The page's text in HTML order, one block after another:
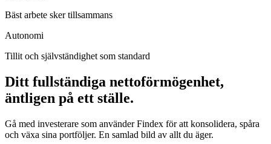
Bäst arbete sker tillsammans
Autonomi
Tillit och självständighet som standard
Ditt fullständiga nettoförmögenhet,
äntligen på ett ställe.
Gå med investerare som använder Findex för att konsolidera, spåra
och växa sina portföljer. En samlad bild av allt du äger.